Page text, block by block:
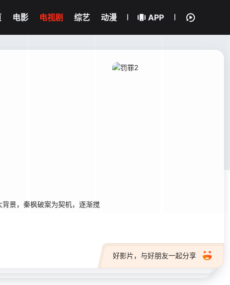
电影 电视剧 综艺 动漫 APP
景，秦枫破案为契机，逐渐搅
好影片，与好朋友一起分享